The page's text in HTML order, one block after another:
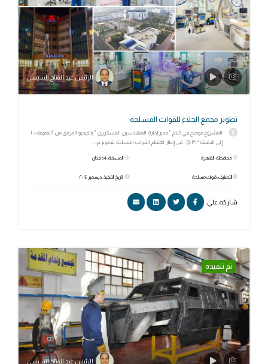
الرئيس عبد الفتاح السيسي
تطوير مجمع الجلاء للقوات المسلحة
المشروع موضح في كلام " مدير إدارة المهندسين العسكريين " بالفيديو المرفق من (الدقيقة ١:٠٠
إلى الدقيقة ٥:٣٣). في إطار اهتمام القوات المسلحة بتطوير م...
محافظة: القاهرة
التصنيف: قوات مسلحة
المساحة: 54 فدان
تاريخ التنفيذ: ديسمبر ٢٠١٤
شاركه علي:
تم تنفيذه
الرئيس عبد الفتاح السيسي